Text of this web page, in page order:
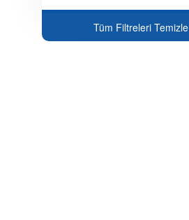
Tüm Filtreleri Temizle